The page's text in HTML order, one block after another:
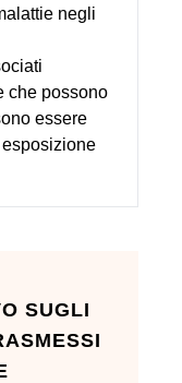
negli
che possono
essere
SUGLI